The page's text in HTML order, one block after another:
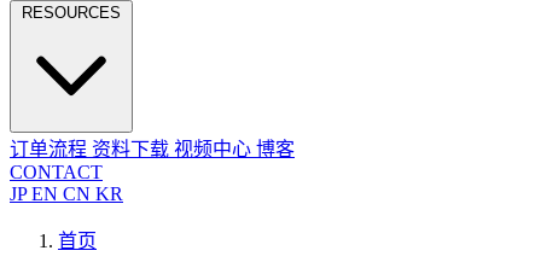
RESOURCES
订单流程 资料下载 视频中心 博客
CONTACT
JPEN CN KR
首页